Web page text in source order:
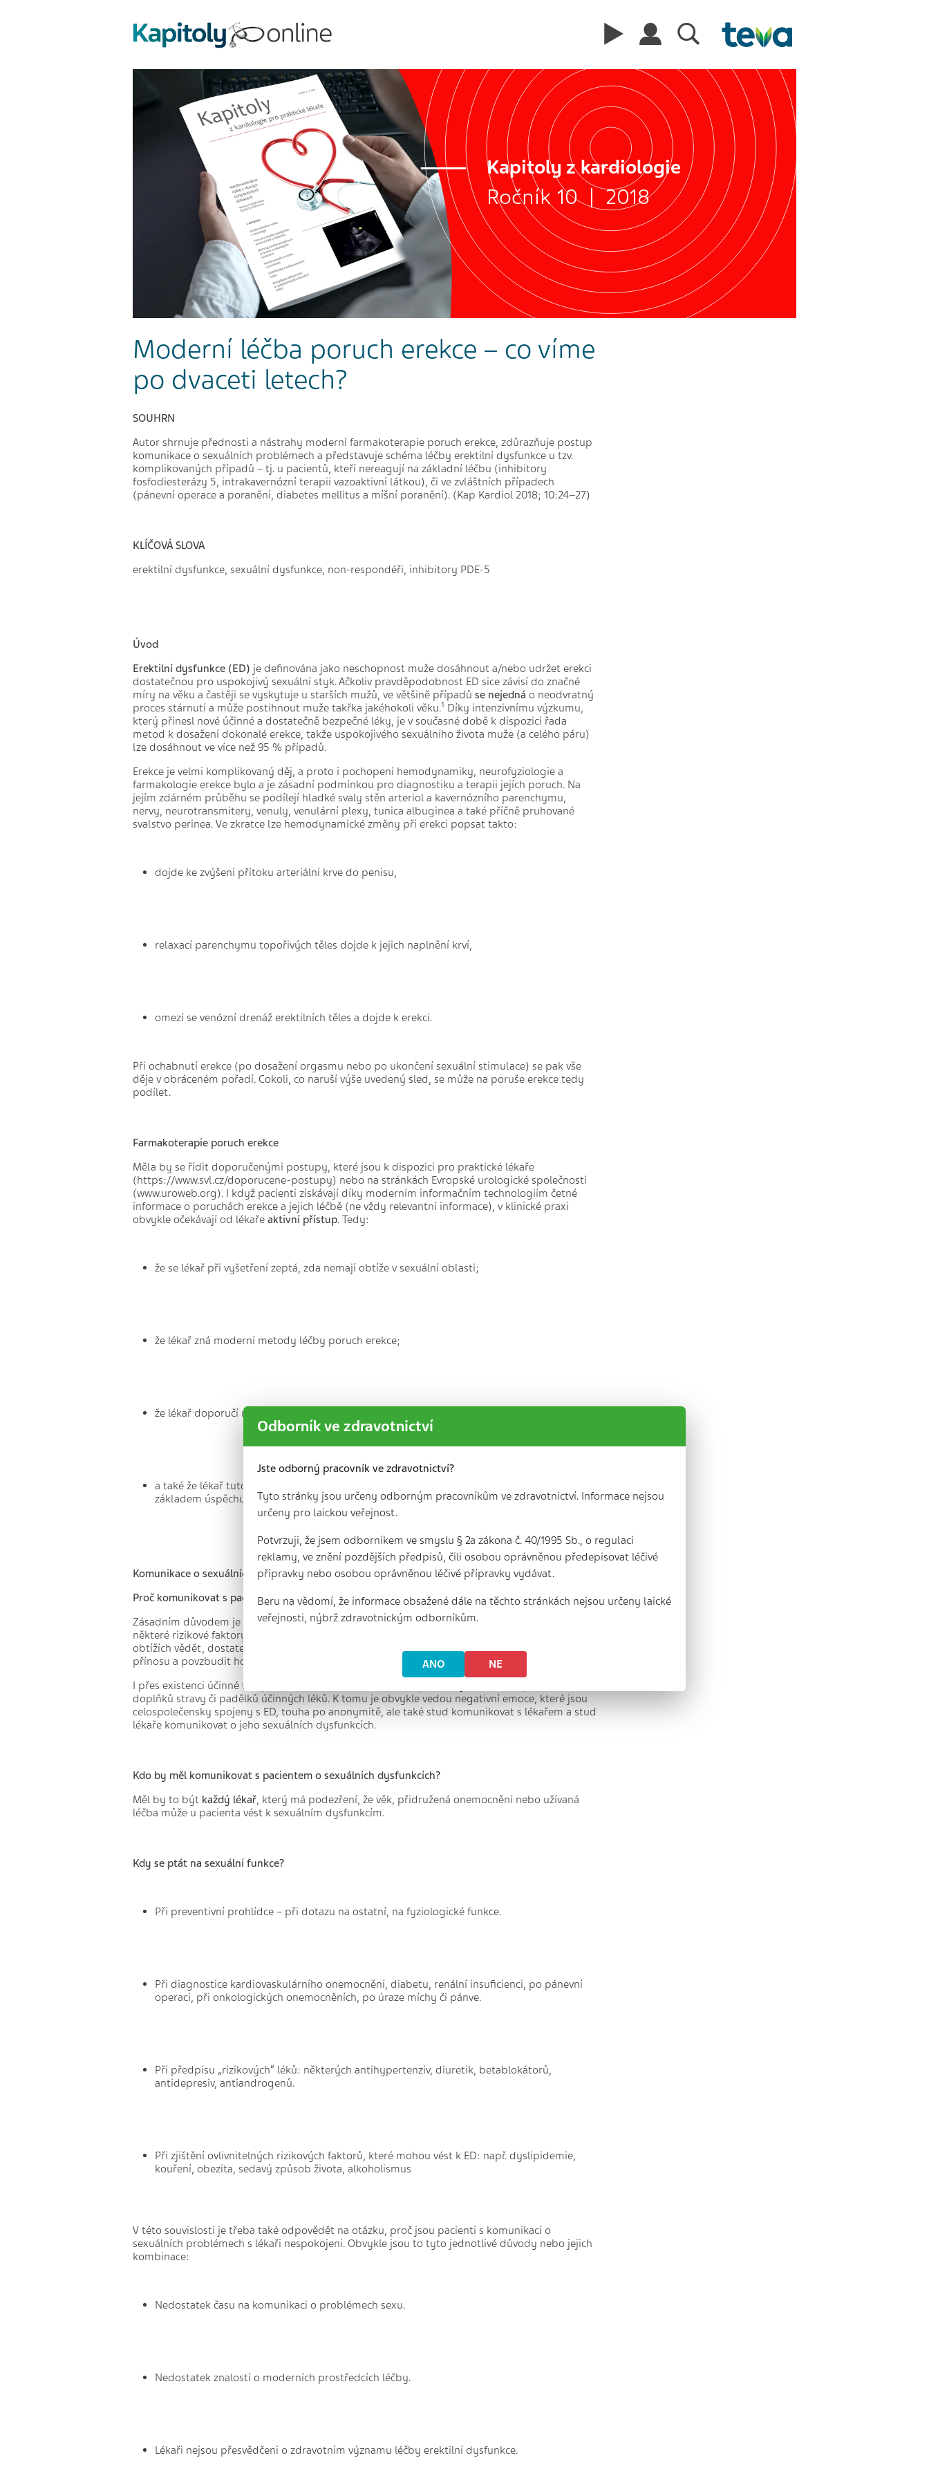
Kapitoly z kardiologie
Ročník 10 | 2018
Moderní léčba poruch erekce – co víme
po dvaceti letech?
SOUHRN
Autor shrnuje přednosti a nástrahy moderní farmakoterapie poruch erekce, zdůrazňuje postup
komunikace o sexuálních problémech a představuje schéma léčby erektilní dysfunkce u tzv.
komplikovaných případů – tj. u pacientů, kteří nereagují na základní léčbu (inhibitory
fosfodiesterázy 5, intrakavernózní terapii vazoaktivní látkou), či ve zvláštních případech
(pánevní operace a poranění, diabetes mellitus a míšní poranění). (Kap Kardiol 2018; 10:24–27)
KLÍČOVÁ SLOVA
erektilní dysfunkce, sexuální dysfunkce, non-respondéři, inhibitory PDE-5
Úvod
Erektilní dysfunkce (ED) je definována jako neschopnost muže dosáhnout a/nebo udržet erekci
dostatečnou pro uspokojivý sexuální styk. Ačkoliv pravděpodobnost ED sice závisí do značné
míry na věku a častěji se vyskytuje u starších mužů, ve většině případů se nejedná o neodvratný
proces stárnutí a může postihnout muže takřka jakéhokoli věku.1 Díky intenzivnímu výzkumu,
který přinesl nové účinné a dostatečně bezpečné léky, je v současné době k dispozici řada
metod k dosažení dokonalé erekce, takže uspokojivého sexuálního života muže (a celého páru)
lze dosáhnout ve více než 95 % případů.
Erekce je velmi komplikovaný děj, a proto i pochopení hemodynamiky, neurofyziologie a
farmakologie erekce bylo a je zásadní podmínkou pro diagnostiku a terapii jejích poruch. Na
jejím zdárném průběhu se podílejí hladké svaly stěn arteriol a kavernózního parenchymu,
nervy, neurotransmitery, venuly, venulární plexy, tunica albuginea a také příčně pruhované
svalstvo perinea. Ve zkratce lze hemodynamické změny při erekci popsat takto:
dojde ke zvýšení přítoku arteriální krve do penisu,
relaxací parenchymu topořivých těles dojde k jejich naplnění krví,
omezí se venózní drenáž erektilních těles a dojde k erekci.
Při ochabnutí erekce (po dosažení orgasmu nebo po ukončení sexuální stimulace) se pak vše
děje v obráceném pořadí. Cokoli, co naruší výše uvedený sled, se může na poruše erekce tedy
podílet.
Farmakoterapie poruch erekce
Měla by se řídit doporučenými postupy, které jsou k dispozici pro praktické lékaře
(https://www.svl.cz/doporucene-postupy) nebo na stránkách Evropské urologické společnosti
(www.uroweb.org). I když pacienti získávají díky moderním informačním technologiím četné
informace o poruchách erekce a jejich léčbě (ne vždy relevantní informace), v klinické praxi
obvykle očekávají od lékaře aktivní přístup. Tedy:
že se lékař při vyšetření zeptá, zda nemají obtíže v sexuální oblasti;
že lékař zná moderní metody léčby poruch erekce;
že lékař doporučí nejvhodnější postup léčby erekce
a také že lékař tuto léčbu bude dále řídit (nebo ho odešle ke specialistovi). Proto je
základem úspěchu léčbykomunikace.
Komunikace o sexuálních problémech
Proč komunikovat s pacienty o sexuálních dysfunkcích?
Zásadním důvodem je souvislost ED a možného i závažného celkového onemocnění, navíc
některé rizikové faktory může pacient sám ovlivnit změnou životního stylu a je třeba o těchto
obtížích vědět, dostatečně včas je diagnostikovat, definovat možnost pacientova osobního
přínosu a povzbudit ho k léčbě.
I přes existenci účinné terapie nemocní velmi často sáhnou po anonymní „léčbě“ pomocí
doplňků stravy či padělků účinných léků. K tomu je obvykle vedou negativní emoce, které jsou
celospolečensky spojeny s ED, touha po anonymitě, ale také stud komunikovat s lékařem a stud
lékaře komunikovat o jeho sexuálních dysfunkcích.
Kdo by měl komunikovat s pacientem o sexuálních dysfunkcích?
Měl by to být každý lékař, který má podezření, že věk, přidružená onemocnění nebo užívaná
léčba může u pacienta vést k sexuálním dysfunkcím.
Kdy se ptát na sexuální funkce?
Při preventivní prohlídce – při dotazu na ostatní, na fyziologické funkce.
Při diagnostice kardiovaskulárního onemocnění, diabetu, renální insuficienci, po pánevní
operaci, při onkologických onemocněních, po úraze míchy či pánve.
Při předpisu „rizikových“ léků: některých antihypertenziv, diuretik, betablokátorů,
antidepresiv, antiandrogenů.
Při zjištění ovlivnitelných rizikových faktorů, které mohou vést k ED: např. dyslipidemie,
kouření, obezita, sedavý způsob života, alkoholismus
V této souvislosti je třeba také odpovědět na otázku, proč jsou pacienti s komunikací o
sexuálních problémech s lékaři nespokojeni. Obvykle jsou to tyto jednotlivé důvody nebo jejich
kombinace:
Nedostatek času na komunikaci o problémech sexu.
Nedostatek znalostí o moderních prostředcích léčby.
Lékaři nejsou přesvědčeni o zdravotním významu léčby erektilní dysfunkce.
Odborník ve zdravotnictví
Jste odborný pracovník ve zdravotnictví?
Tyto stránky jsou určeny odborným pracovníkům ve zdravotnictví. Informace nejsou
určeny pro laickou veřejnost.
Potvrzuji, že jsem odborníkem ve smyslu § 2a zákona č. 40/1995 Sb., o regulaci
reklamy, ve znění pozdějších předpisů, čili osobou oprávněnou předepisovat léčivé
přípravky nebo osobou oprávněnou léčivé přípravky vydávat.
Beru na vědomí, že informace obsažené dále na těchto stránkách nejsou určeny laické
veřejnosti, nýbrž zdravotnickým odborníkům.
ANO NE